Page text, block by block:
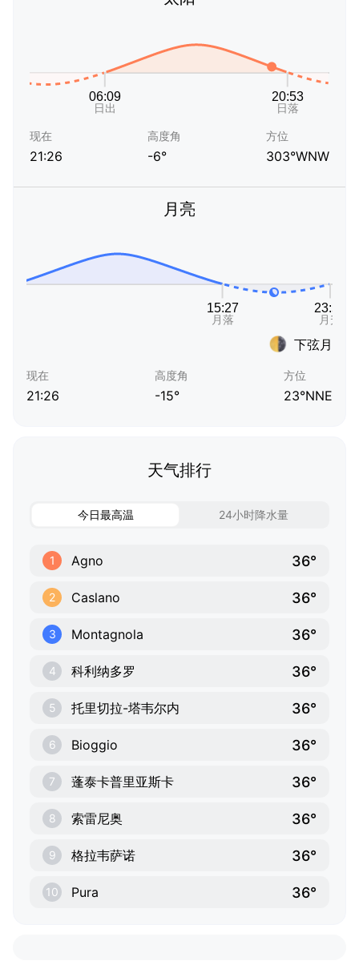
现在
21:26
高度角
-6°
方位
303°WNW
月亮
下弦月
现在
21:26
高度角
-15°
方位
23°NNE
天气排行
今日最高温 24小时降水量
1 Agno 36°
2 Caslano 36°
3 Montagnola 36°
4 科利纳多罗 36°
5 托里切拉-塔韦尔内 36°
6 Bioggio 36°
7 蓬泰卡普里亚斯卡 36°
8 索雷尼奥 36°
9 格拉韦萨诺 36°
10 Pura 36°